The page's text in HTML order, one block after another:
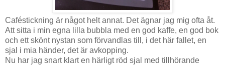
Caféstickning är något helt annat. Det ägnar jag mig ofta åt.
Att sitta i min egna lilla bubbla med en god kaffe, en god bok
och ett skönt nystan som förvandlas till, i det här fallet, en
sjal i mia händer, det är avkopping.
Nu har jag snart klart en härligt röd sjal med tillhörande